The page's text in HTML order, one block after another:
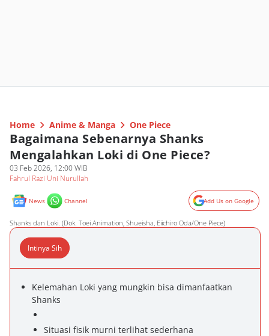
Home Anime & Manga One Piece
Bagaimana Sebenarnya Shanks
Mengalahkan Loki di One Piece?
03 Feb 2026, 12:00 WIB
Fahrul Razi Uni Nurullah
News Channel Add Us on Google
Shanks dan Loki. (Dok. Toei Animation, Shueisha, Eiichiro Oda/One Piece)
Intinya Sih
Kelemahan Loki yang mungkin bisa dimanfaatkan
Shanks
Situasi fisik murni terlihat sederhana